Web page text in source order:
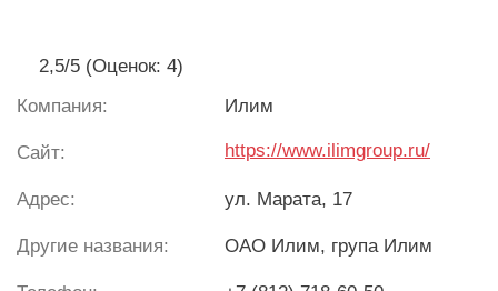
2,5/5 (Оценок: 4)
Компания:
Илим
Сайт: https://www.ilimgroup.ru/
Адрес: ул. Марата, 17
Другие названия: ОАО Илим, група Илим